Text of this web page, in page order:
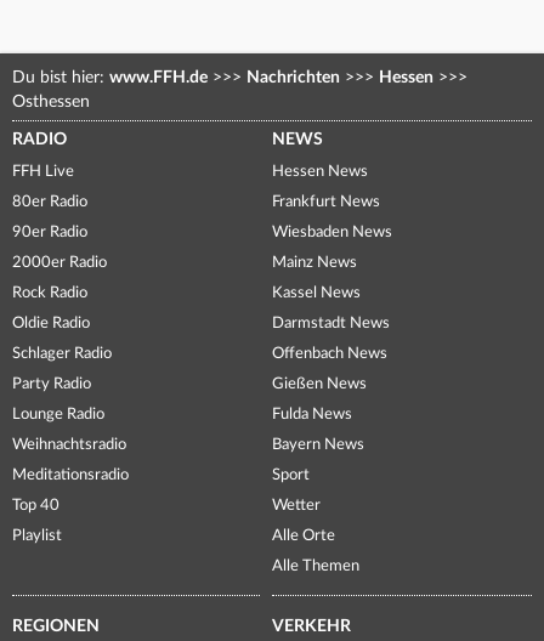
Du bist hier: www.FFH.de >>> Nachrichten >>> Hessen >>>
Osthessen
RADIO
FFH Live
80er Radio
90er Radio
2000er Radio
Rock Radio
Oldie Radio
Schlager Radio
Party Radio
Lounge Radio
Weihnachtsradio
Meditationsradio
Top 40
Playlist
NEWS
Hessen News
Frankfurt News
Wiesbaden News
Mainz News
Kassel News
Darmstadt News
Offenbach News
Gießen News
Fulda News
Bayern News
Sport
Wetter
Alle Orte
Alle Themen
REGIONEN VERKEHR